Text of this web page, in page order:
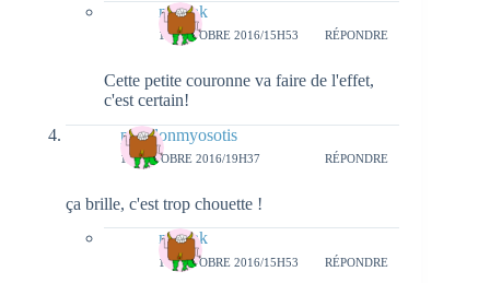
natieak
18 OCTOBRE 2016/15H53 RÉPONDRE
Cette petite couronne va faire de l'effet,
c'est certain!
papillonmyosotis
17 OCTOBRE 2016/19H37 RÉPONDRE
ça brille, c'est trop chouette !
natieak
18 OCTOBRE 2016/15H53 RÉPONDRE